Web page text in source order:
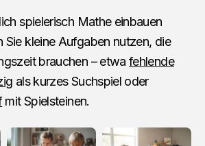
spielerisch Mathe einbauen
Sie kleine Aufgaben nutzen, die
brauchen – etwafehlende
als kurzes Suchspiel oder
mit Spielsteinen.